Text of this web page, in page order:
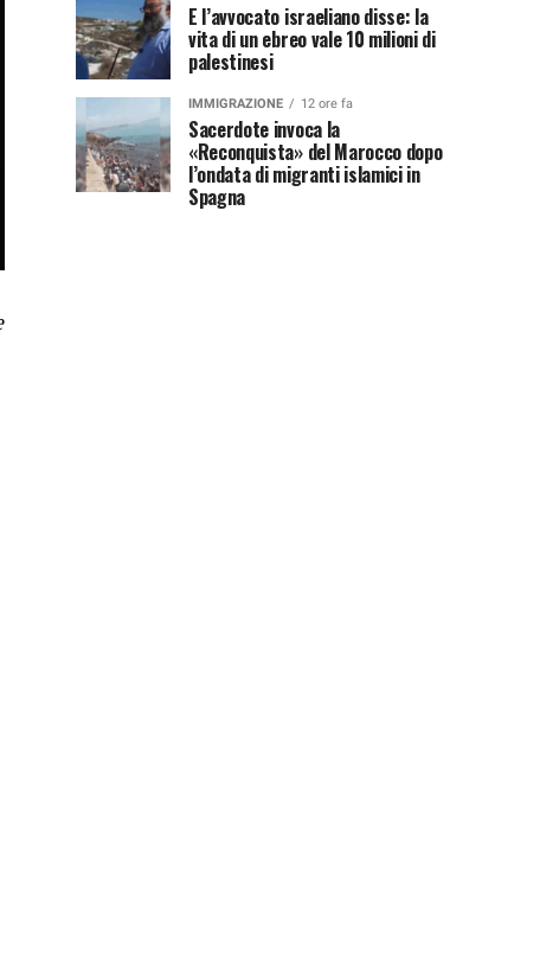
E l’avvocato israeliano disse: la
vita di un ebreo vale 10 milioni di
palestinesi
IMMIGRAZIONE 12 ore fa
Sacerdote invoca la
«Reconquista» del Marocco dopo
l’ondata di migranti islamici in
Spagna